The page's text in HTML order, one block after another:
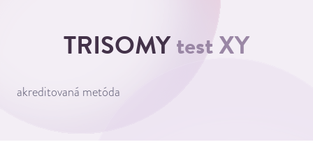
TRISOMYtest XY
akreditovaná metóda